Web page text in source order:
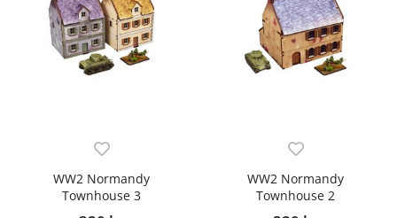
WW2 Normandy
Townhouse 3
WW2 Normandy
Townhouse 2